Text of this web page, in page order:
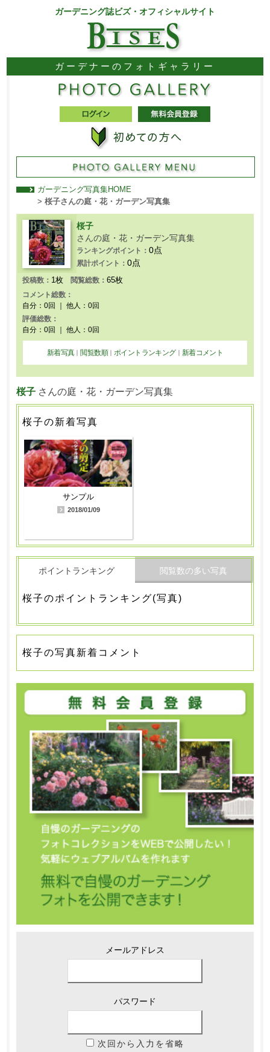
ガーデニング誌ビズ・オフィシャルサイト
ガーデナーのフォトギャラリー
ガーデニング写真集HOME
> 桜子さんの庭・花・ガーデン写真集
桜子
さんの庭・花・ガーデン写真集
投稿数： 1枚閲覧総数： 65枚
コメント総数：
自分：0回 ｜ 他人：0回
評価総数：
自分：0回 ｜ 他人：0回
ランキングポイント： 0点
累計ポイント： 0点
新着写真 ｜ 閲覧数順｜ ポイントランキング｜ 新着コメント
桜子さんの庭・花・ガーデン写真集
桜子の新着写真
サンプル
2018/01/09
ポイントランキング 閲覧数の多い写真
桜子のポイントランキング(写真)
桜子の写真新着コメント
メールアドレス
パスワード
次回から入力を省略